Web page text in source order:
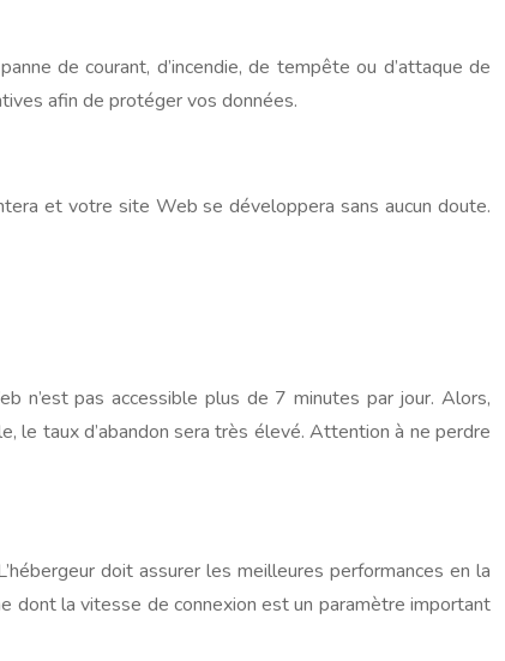
de courant, d’incendie, de tempête ou d’attaque de
afin de protéger vos données.
et votre site Web se développera sans aucun doute.
n’est pas accessible plus de 7 minutes par jour. Alors,
le taux d’abandon sera très élevé. Attention à ne perdre
doit assurer les meilleures performances en la
dont la vitesse de connexion est un paramètre important